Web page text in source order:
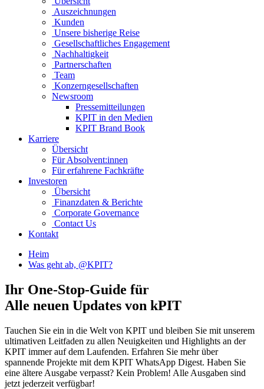
Auszeichnungen
Kunden
Unsere bisherige Reise
Gesellschaftliches Engagement
Nachhaltigkeit
Partnerschaften
Team
Konzerngesellschaften
Newsroom
Pressemitteilungen
KPIT in den Medien
KPIT Brand Book
Karriere
Übersicht
Für Absolvent:innen
Für erfahrene Fachkräfte
Investoren
Übersicht
Finanzdaten & Berichte
Corporate Governance
Contact Us
Kontakt
Heim
Was geht ab, @KPIT?
Ihr One-Stop-Guide für
Alle neuen Updates von kPIT
Tauchen Sie ein in die Welt von KPIT und bleiben Sie mit unserem
ultimativen Leitfaden zu allen Neuigkeiten und Highlights an der
KPIT immer auf dem Laufenden. Erfahren Sie mehr über
spannende Projekte mit dem KPIT WhatsApp Digest. Haben Sie
eine ältere Ausgabe verpasst? Kein Problem! Alle Ausgaben sind
jetzt jederzeit verfügbar!